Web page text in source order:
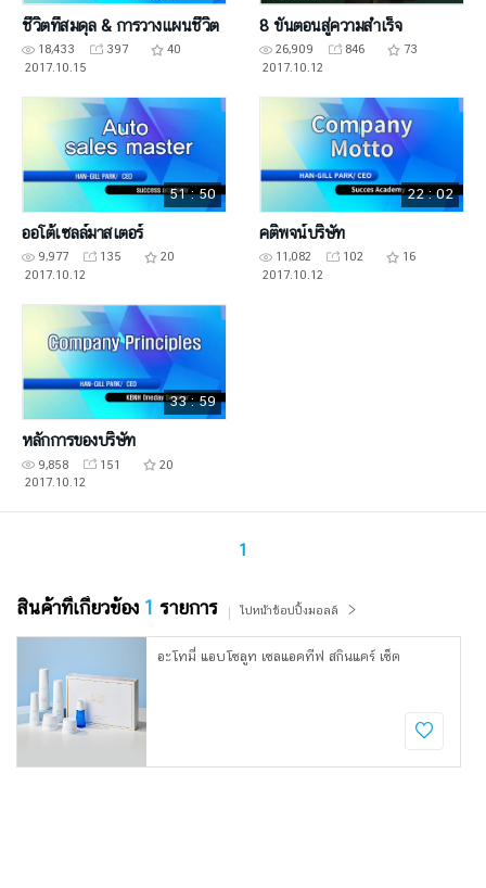
ชีวิตที่สมดุล & การวางแผนชีวิต
18,433 397
40
2017.10.15
8 ขั้นตอนสู่ความสำเร็จ
26,909 846
73
2017.10.12
51 : 50
ออโต้เซลล์มาสเตอร์
9,977 135
20
2017.10.12
22 : 02
คติพจน์บริษัท
11,082 102
16
2017.10.12
33 : 59
หลักการของบริษัท
9,858 151
20
2017.10.12
1
สินค้าที่เกี่ยวข้อง 1 รายการ ไปหน้าช้อปปิ้งมอลล์
อะโทมี่ แอบโซลูท เซลแอคทีฟ สกินแคร์ เซ็ต